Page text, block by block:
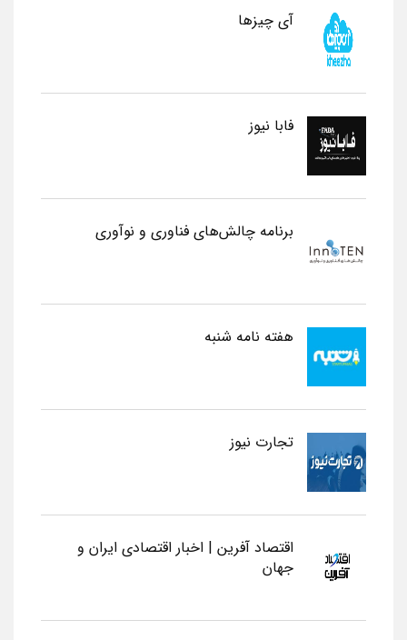
آی چیزها
فابا نیوز
برنامه چالش‌های فناوری و نوآوری
هفته نامه شنبه
تجارت نیوز
اقتصاد آفرین | اخبار اقتصادی ایران و
جهان